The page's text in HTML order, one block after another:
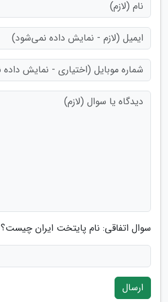
سوال اتفاقی: نام پایتخت ایران چیست؟
ارسال